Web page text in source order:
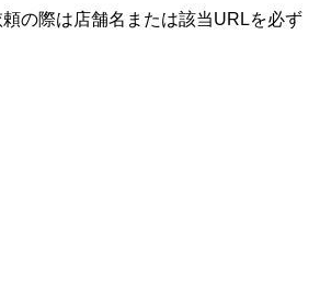
の際は店舗名または該当URLを必ず